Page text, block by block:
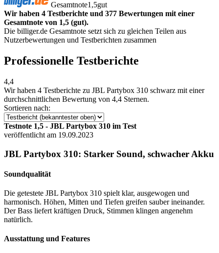
Gesamtnote1,5gut
Wir haben 4 Testberichte und 377 Bewertungen mit einer
Gesamtnote von 1,5 (gut).
Die billiger.de Gesamtnote setzt sich zu gleichen Teilen aus
Nutzerbewertungen und Testberichten zusammen
Professionelle Testberichte
4,4
Wir haben 4 Testberichte zu JBL Partybox 310 schwarz mit einer
durchschnittlichen Bewertung von 4,4 Sternen.
Sortieren nach:
Testnote 1,5 - JBL Partybox 310 im Test
veröffentlicht am 19.09.2023
JBL Partybox 310: Starker Sound, schwacher Akku
Soundqualität
Die getestete JBL Partybox 310 spielt klar, ausgewogen und
harmonisch. Höhen, Mitten und Tiefen greifen sauber ineinander.
Der Bass liefert kräftigen Druck, Stimmen klingen angenehm
natürlich.
Ausstattung und Features